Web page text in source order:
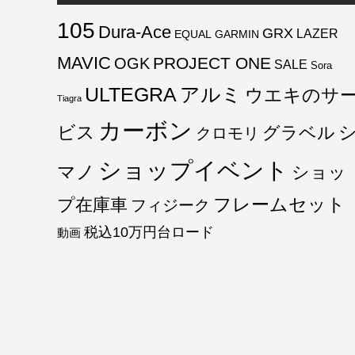
105 Dura-Ace EQUAL GARMIN GRX LAZER
MAVIC OGK PROJECT ONE SALE Sora
Tiagra ULTEGRA アルミ ウエキのサ
ビス カーボン クロモリ グラベル
マノ ショップイベント ショッ
プ在庫車 フィジーク フレームセット
動画 税込10万円台ロード